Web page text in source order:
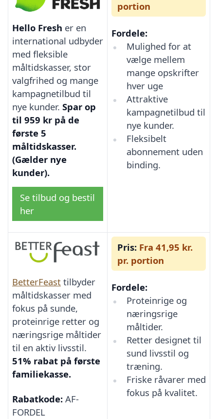
Hello Fresh er en
international udbyder
med fleksible
måltidskasser, stor
valgfrihed og mange
kampagnetilbud til
nye kunder. Spar op
til 959 kr på de
første 5
måltidskasser.
(Gælder nye
kunder).
Se tilbud og bestil
her
portion
Fordele:
Mulighed for at
vælge mellem
mange opskrifter
hver uge
Attraktive
kampagnetilbud til
nye kunder.
Fleksibelt
abonnement uden
binding.
BetterFeast tilbyder
måltidskasser med
fokus på sunde,
proteinrige retter og
næringsrige måltider
til en aktiv livsstil.
51% rabat på første
familiekasse.
Rabatkode: AF-
FORDEL
Pris: Fra 41,95 kr.
pr. portion
Fordele:
Proteinrige og
næringsrige
måltider.
Retter designet til
sund livsstil og
træning.
Friske råvarer med
fokus på kvalitet.